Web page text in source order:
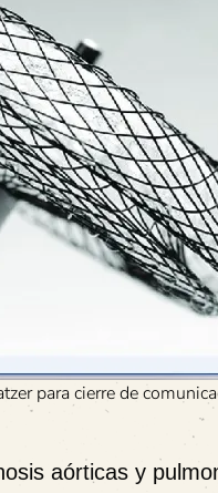
para cierre de
aórticas y